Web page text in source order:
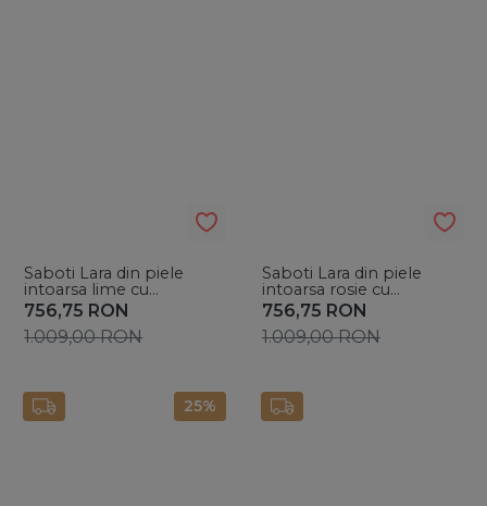
Saboti Lara din piele
intoarsa lime cu
accesoriu argintiu
756,75 RON
1.009,00RON
Saboti Lara din piele
intoarsa rosie cu
accesoriu auriu
756,75 RON
1.009,00RON
25%